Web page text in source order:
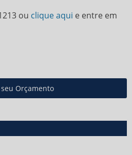
ou clique aqui e entre em
seu Orçamento